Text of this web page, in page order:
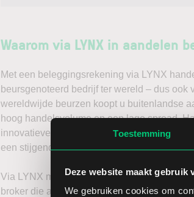
Toestemming
Deze website maakt gebruik
We gebruiken cookies om
Waarom via LYNX in aandelen
Met een beleggingsrekening via LYNX
beursgenoteerd bedrijf ter wereld – dus
wereldwijde beurzen koopt u buitenlandse
hoog handelsvolume en een lage spread.
innovatieve trading tools, waarmee u direct
een stijgende koers door long te gaan, of
Via LYNX maakt u de volgende stap in
broker die aandelenbeleggers serieus